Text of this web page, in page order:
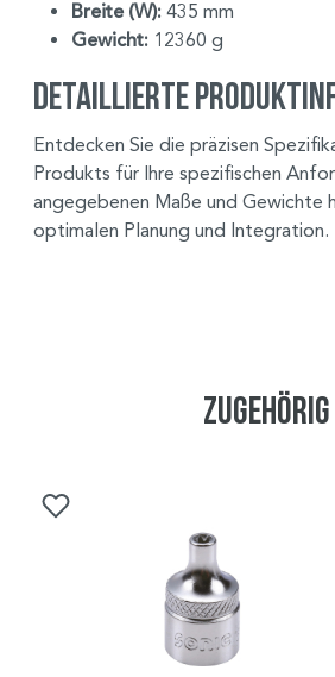
Breite (W): 435 mm
Gewicht: 12360 g
Detaillierte
Entdecken Sie die präzisen
Produkts für Ihre spezifischen
angegebenen Maße und Gewichte
optimalen Planung und Integration.
Zugehörig